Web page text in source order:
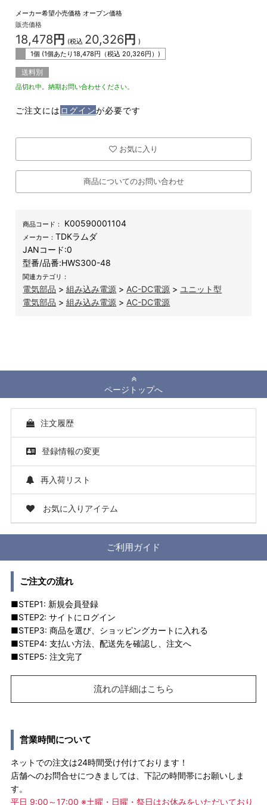
メーカー希望小売価格 オープン価格
販売価格
18,478 円 (税込 20,326円 )
1個 (1個あたり18,478円（税込20,326円）)
送料別
品切れ中。納期お問い合わせください。
ご注文には ログインが必要です
お気に入り
商品についてのお問い合わせ
商品コード： K00590001104
メーカー：TDKラムダ
JANコード:0
型番/品番:HWS300-48
関連カテゴリ：
電気部品 >組み込み電源 > AC-DC電源 > ユニット型
電気部品 >組み込み電源 > AC-DC電源
ページトップへ
注文履歴
登録情報の変更
再入荷リスト
お気に入りアイテム
ご利用ガイド
ご注文の流れ
■STEP1: 新規会員登録
■STEP2: サイトにログイン
■STEP3: 商品を選び、ショッピングカートに入れる
■STEP4: 支払い方法、配送先を確認し、注文へ
■STEP5: 注文完了
流れの詳細はこちら
営業時間について
ネットでの注文は24時間受け付けております！
店舗へのお問合せにつきましては、下記の時間帯にお願いしま
す。
平日 9:00～17:00 ※土曜・日曜・祭日はお休みをいただいており